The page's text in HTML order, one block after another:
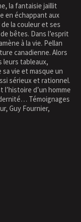
la fantaisie jaillit
en échappant aux
la couleur et ses
bêtes. Dans l’esprit
à la vie. Pellan
canadienne. Alors
leurs tableaux,
vie et masque un
sérieux et rationnel.
l’histoire d’un homme
Témoignages
Guy Fournier,